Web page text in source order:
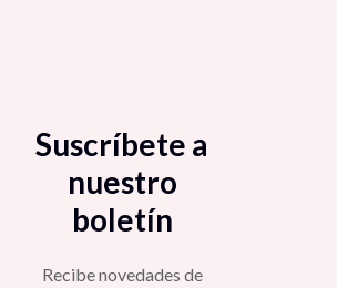
Suscríbete a
nuestro
boletín
Recibe novedades de